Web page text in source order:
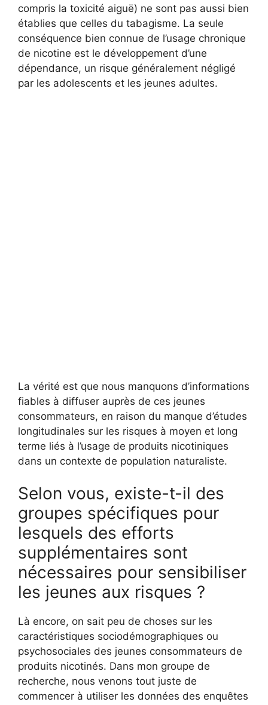
compris la toxicité aiguë) ne sont pas aussi bien
établies que celles du tabagisme. La seule
conséquence bien connue de l’usage chronique
de nicotine est le développement d’une
dépendance, un risque généralement négligé
par les adolescents et les jeunes adultes.
La vérité est que nous manquons d’informations
fiables à diffuser auprès de ces jeunes
consommateurs, en raison du manque d’études
longitudinales sur les risques à moyen et long
terme liés à l’usage de produits nicotiniques
dans un contexte de population naturaliste.
Selon vous, existe-t-il des
groupes spécifiques pour
lesquels des efforts
supplémentaires sont
nécessaires pour sensibiliser
les jeunes aux risques ?
Là encore, on sait peu de choses sur les
caractéristiques sociodémographiques ou
psychosociales des jeunes consommateurs de
produits nicotinés. Dans mon groupe de
recherche, nous venons tout juste de
commencer à utiliser les données des enquêtes